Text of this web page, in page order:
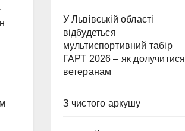
У Львівській області
відбудеться
мультиспортивний табір
ГАРТ 2026 – як долучитися
ветеранам
З чистого аркушу